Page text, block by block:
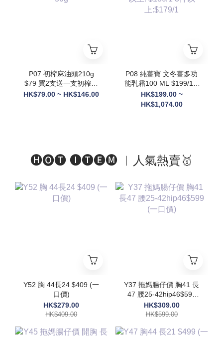
色隨機) x1 】.【買18罐
杯 x1 +限量Scott限定吊
P07 初榨麻油頭210g
$79 買2支送一支初榨麻
油50g
HK$79.00 ~ HK$146.00
P08 純薑寶 文冬薑多功
能乳霜100 ML $199/1 2
件以上: $189/1 3件以
上:$179/1
HK$199.00 ~
HK$1,074.00
🅗🅞🅣 🅘🅣🅔🅜 ︱人氣熱賣🥇
Y52 胸 44長24 $409 (一
口價)
HK$279.00
HK$409.00
Y37 拖媽腸仔價 胸41 長
47 腰25-42hip46$599
(一口價)
HK$309.00
HK$599.00